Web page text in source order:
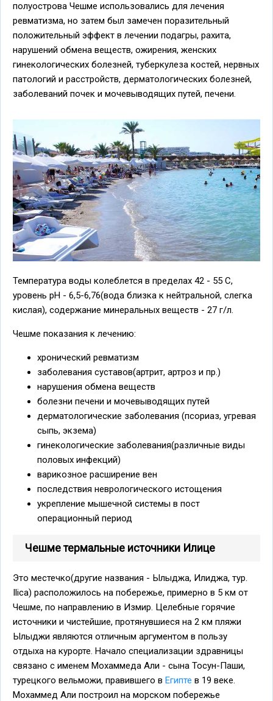
полуострова Чешме использовались для лечения
ревматизма, но затем был замечен поразительный
положительный эффект в лечении подагры, рахита,
нарушений обмена веществ, ожирения, женских
гинекологических болезней, туберкулеза костей, нервных
патологий и расстройств, дерматологических болезней,
заболеваний почек и мочевыводящих путей, печени.
Температура воды колеблется в пределах 42 - 55 С,
уровень рН - 6,5-6,76(вода близка к нейтральной, слегка
кислая), содержание минеральных веществ - 27 г/л.
Чешме показания к лечению:
хронический ревматизм
заболевания суставов(артрит, артроз и пр.)
нарушения обмена веществ
болезни печени и мочевыводящих путей
дерматологические заболевания (псориаз, угревая
сыпь, экзема)
гинекологические заболевания(различные виды
половых инфекций)
варикозное расширение вен
последствия неврологического истощения
укрепление мышечной системы в пост
операционный период
Чешме термальные источники Илице
Это местечко(другие названия - Ылыджа, Илиджа, тур.
Ilica) расположилось на побережье, примерно в 5 км от
Чешме, по направлению в Измир. Целебные горячие
источники и чистейшие, протянувшиеся на 2 км пляжи
Ылыджи являются отличным аргументом в пользу
отдыха на курорте. Начало специализации здравницы
связано с именем Мохаммеда Али - сына Тосун-Паши,
турецкого вельможи, правившего в Египте в 19 веке.
Мохаммед Али построил на морском побережье